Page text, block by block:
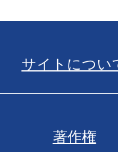
サイトについ
著作権